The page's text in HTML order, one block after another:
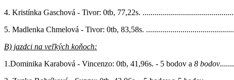
4. Kristínka Gaschová - Tivor: 0tb, 77,22s.
5. Madlenka Chmelová - Tivor: 0tb, 83,58s.
B) jazdci na veľkých koňoch:
1.Dominika Karabová - Vincenzo: 0tb, 41,96s. - 5 bodov a 8 bodov